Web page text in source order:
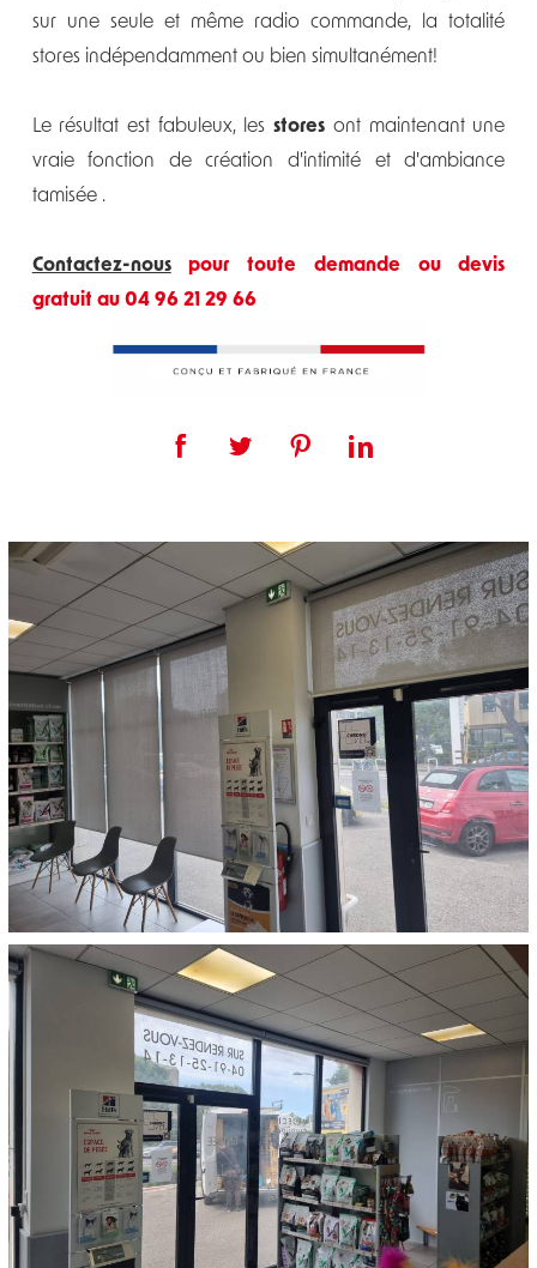
sur une seule et même radio commande, la totalité
stores indépendamment ou bien simultanément!
Le résultat est fabuleux, lesstores ont maintenant une
vraie fonction de création d'intimité et d'ambiance
tamisée .
Contactez-nouspour toute demande ou devis
gratuit au 04 96 21 29 66